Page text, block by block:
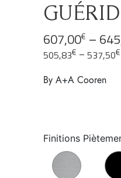
607,00€ –
505,83€ – 537,50€
By A+A Cooren
Finitions